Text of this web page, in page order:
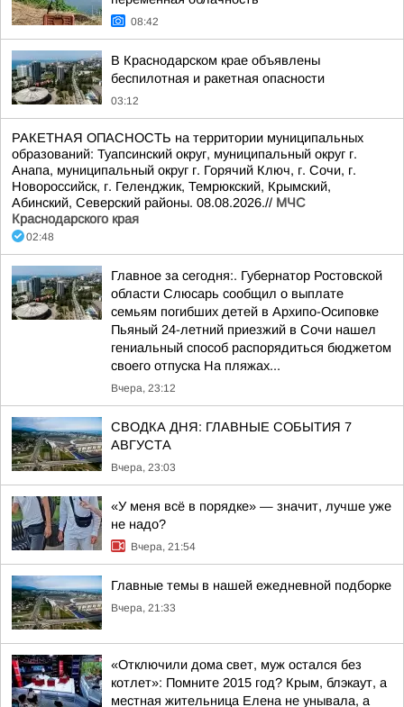
08:42
В Краснодарском крае объявлены
беспилотная и ракетная опасности
03:12
РАКЕТНАЯ ОПАСНОСТЬ на территории муниципальных
образований: Туапсинский округ, муниципальный округ г.
Анапа, муниципальный округ г. Горячий Ключ, г. Сочи, г.
Новороссийск, г. Геленджик, Темрюкский, Крымский,
Абинский, Северский районы. 08.08.2026.// МЧС
Краснодарского края
02:48
Главное за сегодня:. Губернатор Ростовской
области Слюсарь сообщил о выплате
семьям погибших детей в Архипо-Осиповке
Пьяный 24-летний приезжий в Сочи нашел
гениальный способ распорядиться бюджетом
своего отпуска На пляжах...
Вчера, 23:12
СВОДКА ДНЯ: ГЛАВНЫЕ СОБЫТИЯ 7
АВГУСТА
Вчера, 23:03
«У меня всё в порядке» — значит, лучше уже
не надо?
Вчера, 21:54
Главные темы в нашей ежедневной подборке
Вчера, 21:33
«Отключили дома свет, муж остался без
котлет»: Помните 2015 год? Крым, блэкаут, а
местная жительница Елена не унывала, а